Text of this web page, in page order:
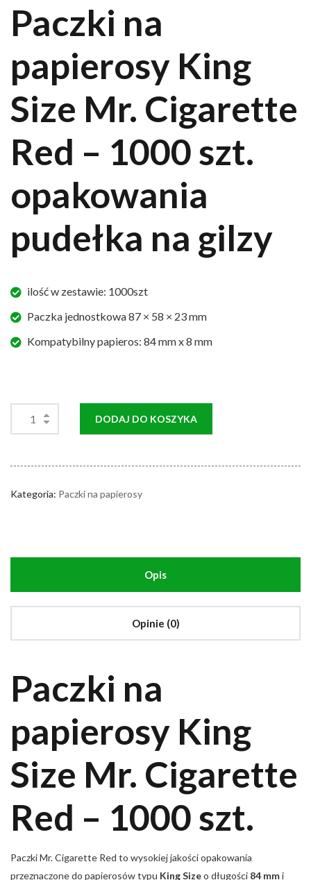
Paczki na
papierosy King
Size Mr. Cigarette
Red – 1000 szt.
opakowania
pudełka na gilzy
ilość w zestawie: 1000szt
Paczka jednostkowa 87 × 58 × 23 mm
Kompatybilny papieros: 84 mm x 8 mm
DODAJ DO KOSZYKA
Kategoria: Paczki na papierosy
Opis
Opinie (0)
Paczki na
papierosy King
Size Mr. Cigarette
Red – 1000 szt.
Paczki Mr. Cigarette Red to wysokiej jakości opakowania
przeznaczone do papierosów typu King Sizeo długości 84 mmi